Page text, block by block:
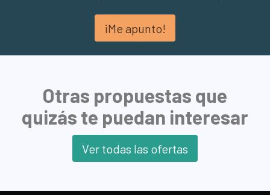
¡Me apunto!
Otras propuestas que
quizás te puedan interesar
Ver todas las ofertas